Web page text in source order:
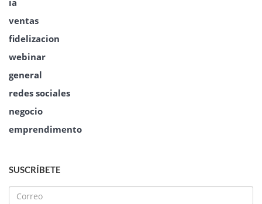
ia
ventas
fidelizacion
webinar
general
redes sociales
negocio
emprendimento
SUSCRÍBETE